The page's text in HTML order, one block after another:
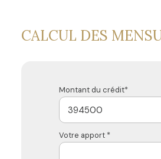
CALCUL DES
Montant du crédit*
Votre apport *